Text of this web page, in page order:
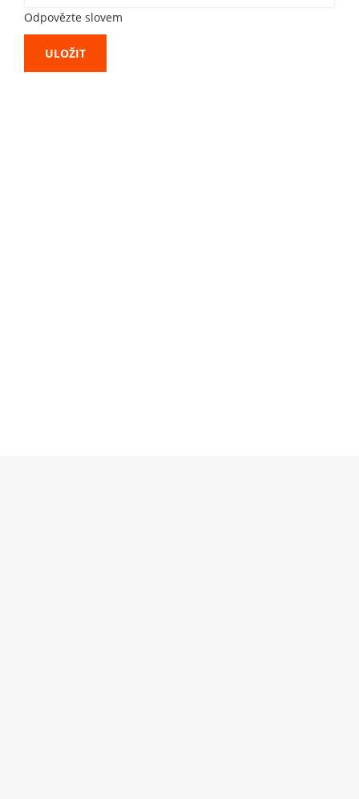
Odpovězte slovem